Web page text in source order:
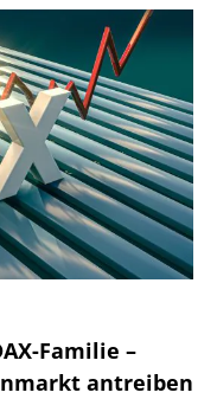
Familie –
antreiben